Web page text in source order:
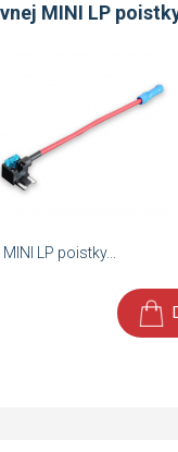
MINI LP
LP poistky...